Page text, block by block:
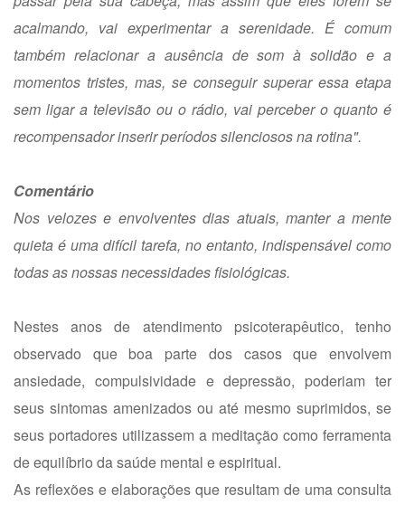
acalmando, vai experimentar a serenidade. É comum
também relacionar a ausência de som à solidão e a
momentos tristes, mas, se conseguir superar essa etapa
sem ligar a televisão ou o rádio, vai perceber o quanto é
recompensador inserir períodos silenciosos na rotina".
Comentário
Nos velozes e envolventes dias atuais, manter a mente
quieta é uma difícil tarefa, no entanto, indispensável como
todas as nossas necessidades fisiológicas.
Nestes anos de atendimento psicoterapêutico, tenho
observado que boa parte dos casos que envolvem
ansiedade, compulsividade e depressão, poderiam ter
seus sintomas amenizados ou até mesmo suprimidos, se
seus portadores utilizassem a meditação como ferramenta
de equilíbrio da saúde mental e espiritual.
As reflexões e elaborações que resultam de uma consulta